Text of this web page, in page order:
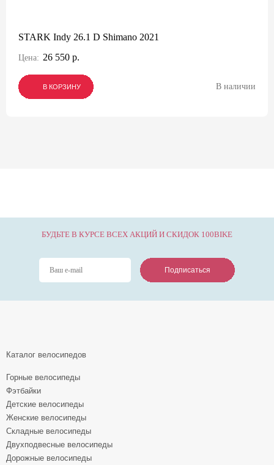
STARK Indy 26.1 D Shimano 2021
Цена: 26 550 р.
В КОРЗИНУ
В КОРЗИНУ
В КОРЗИНУ В наличии
БУДЬТЕ В КУРСЕ ВСЕХ АКЦИЙ И СКИДОК 100BIKE
Подписаться
Подписаться
Подписаться
Каталог велосипедов
Горные велосипеды
Фэтбайки
Детские велосипеды
Женские велосипеды
Складные велосипеды
Двухподвесные велосипеды
Дорожные велосипеды